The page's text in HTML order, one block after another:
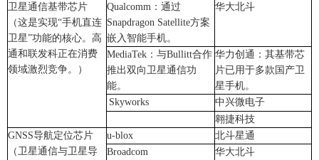
卫星通信基带芯片
（这是实现“手机直连
卫星”功能的核心。高
通和联发科正在消费
领域激烈竞争。）
Qualcomm ：通过
Snapdragon Satellite方案
嵌入智能手机。
华大北斗
MediaTek ：与Bullitt合作
推出双向卫星通信功
能。
华力创通：其基带芯
片已用于多款国产卫
星手机。
Skyworks
中兴微电子
翱捷科技
GNSS导航定位芯片
（卫星通信与卫星导
u-blox
北斗星通
Broadcom
华大北斗